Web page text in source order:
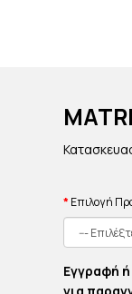
Επιλογή
Εγγραφή